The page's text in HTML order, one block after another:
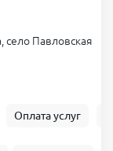
село Павловская
Оплата услуг